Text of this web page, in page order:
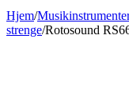
Hjem/
strenge/Rotosound